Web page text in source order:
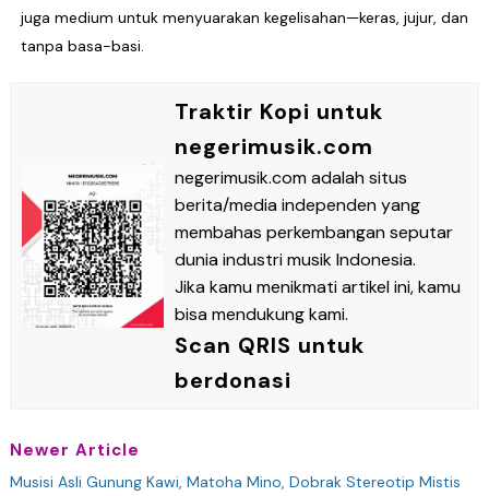
juga medium untuk menyuarakan kegelisahan—keras, jujur, dan
tanpa basa-basi.
Traktir Kopi untuk
negerimusik.com
negerimusik.com adalah situs
berita/media independen yang
membahas perkembangan seputar
dunia industri musik Indonesia.
Jika kamu menikmati artikel ini, kamu
bisa mendukung kami.
Scan QRIS untuk
berdonasi
Newer Article
Musisi Asli Gunung Kawi, Matoha Mino, Dobrak Stereotip Mistis